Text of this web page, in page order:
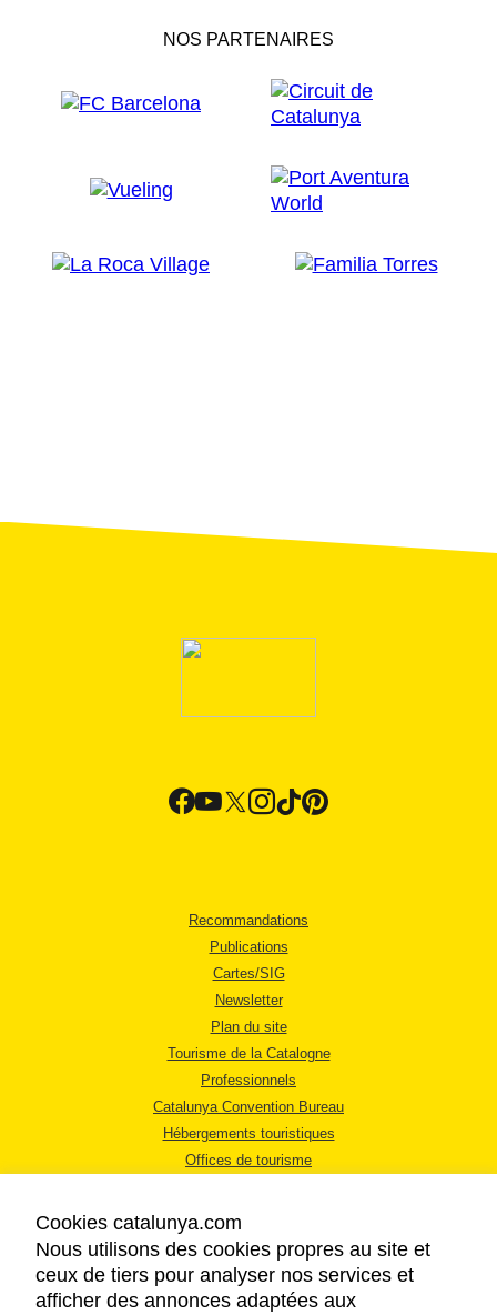
NOS PARTENAIRES
Recommandations
Publications
Cartes/SIG
Newsletter
Plan du site
Tourisme de la Catalogne
Professionnels
Catalunya Convention Bureau
Hébergements touristiques
Offices de tourisme
Cookies catalunya.com
Nous utilisons des cookies propres au site et
ceux de tiers pour analyser nos services et
afficher des annonces adaptées aux